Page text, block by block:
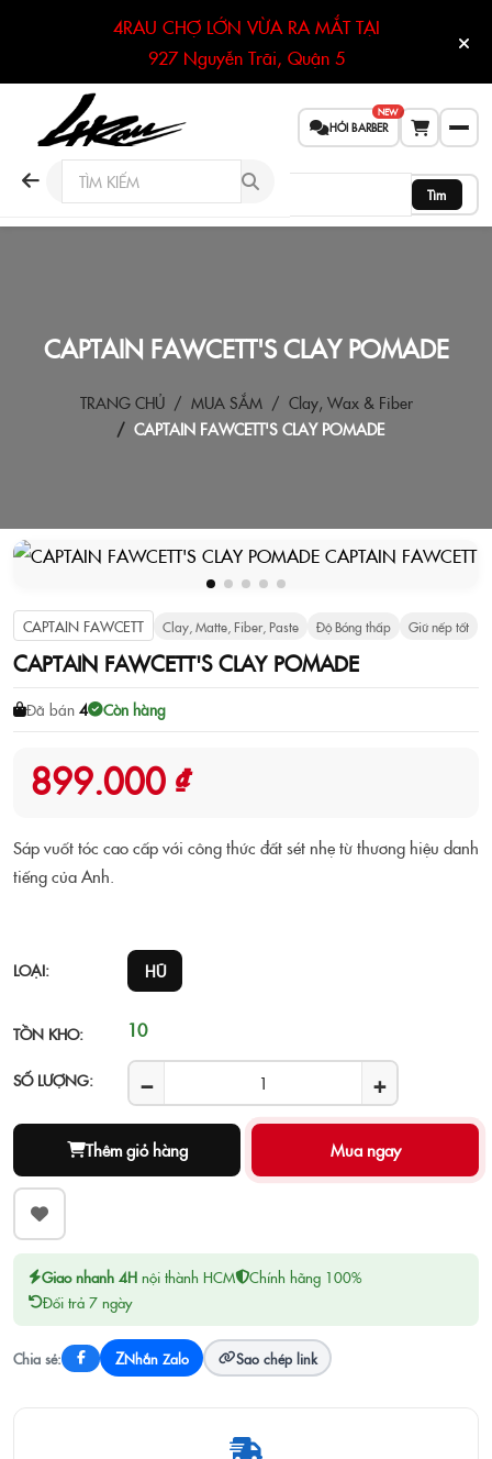
4RAU CHỢ LỚN VỪA RA MẮT TẠI
927 Nguyễn Trãi, Quận 5
HỎI BARBER
NEW
Tìm
CAPTAIN FAWCETT'S CLAY POMADE
TRANG CHỦ MUA SẮM
Clay, Wax & Fiber
CAPTAIN FAWCETT'S CLAY POMADE
CAPTAIN FAWCETT Clay, Matte, Fiber, Paste Độ Bóng thấp Giữ nếp tốt
CAPTAIN FAWCETT'S CLAY POMADE
Đã bán 4 Còn hàng
899.000 ₫
Sáp vuốt tóc cao cấp với công thức đất sét nhẹ từ thương hiệu danh
tiếng của Anh.
LOẠI: HŨ
TỒN KHO: 10
SỐ LƯỢNG: − +
Thêm giỏ hàng
Giao nhanh 4H nội thành HCM
Chính hãng 100%
Đổi trả 7 ngày
Chia sẻ: ZNhắn Zalo Sao chép link